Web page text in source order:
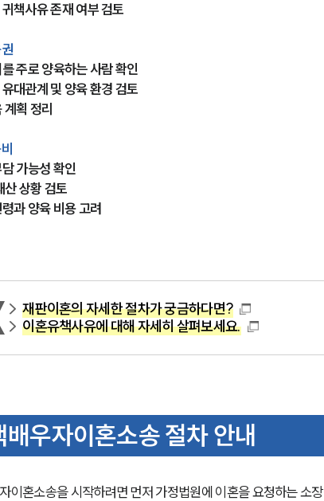
책사유 존재 여부 검토
주로 양육하는 사람 확인
대관계 및 양육 환경 검토
획 정리
가능성 확인
산 상황 검토
과 양육 비용 고려
재판이혼의 자세한 절차가 궁금하다면?
이혼유책사유에 대해 자세히 살펴보세요.
배우자이혼소송 절차 안내
이혼소송을 시작하려면 먼저 가정법원에 이혼을 요청하는 소